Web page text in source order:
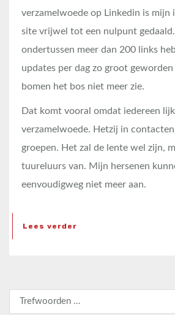
verzamelwoede op Linkedin is mijn
site vrijwel tot een nulpunt
ondertussen meer dan 200 links
updates per dag zo groot
bomen het bos niet meer zie.
Dat komt vooral omdat iedereen
verzamelwoede. Hetzij in
groepen. Het zal de lente wel zijn,
tuureluurs van. Mijn hersenen
eenvoudigweg niet meer aan.
Lees verder
Zoeken naar: